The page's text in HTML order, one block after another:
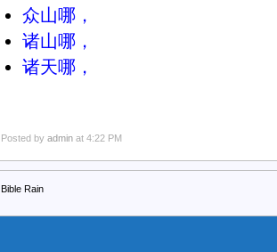
众山哪，
诸山哪，
诸天哪，
Posted by admin at 4:22 PM
Bible Rain